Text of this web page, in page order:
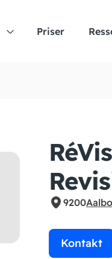
Priser
9200
Kontakt